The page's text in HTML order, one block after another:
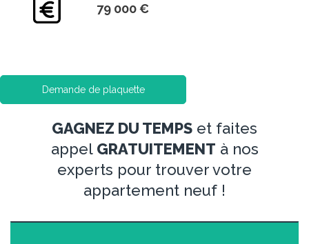
79 000 €
Demande de plaquette
GAGNEZ DU TEMPS et faites
appel GRATUITEMENT à nos
experts pour trouver votre
appartement neuf !